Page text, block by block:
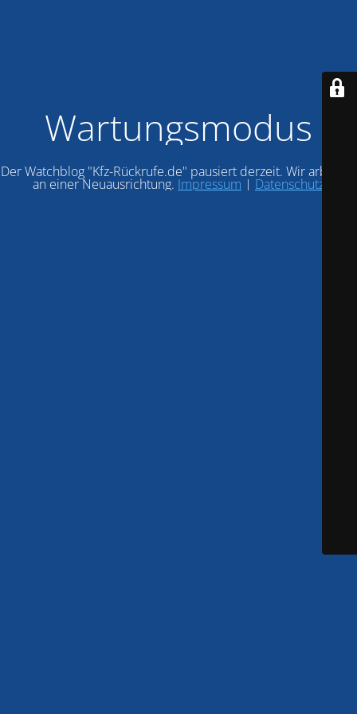
Wartungsmodus
Der Watchblog "Kfz-Rückrufe.de" pausiert derzeit. Wir arbeiten
an einer Neuausrichtung. Impressum | Datenschutz